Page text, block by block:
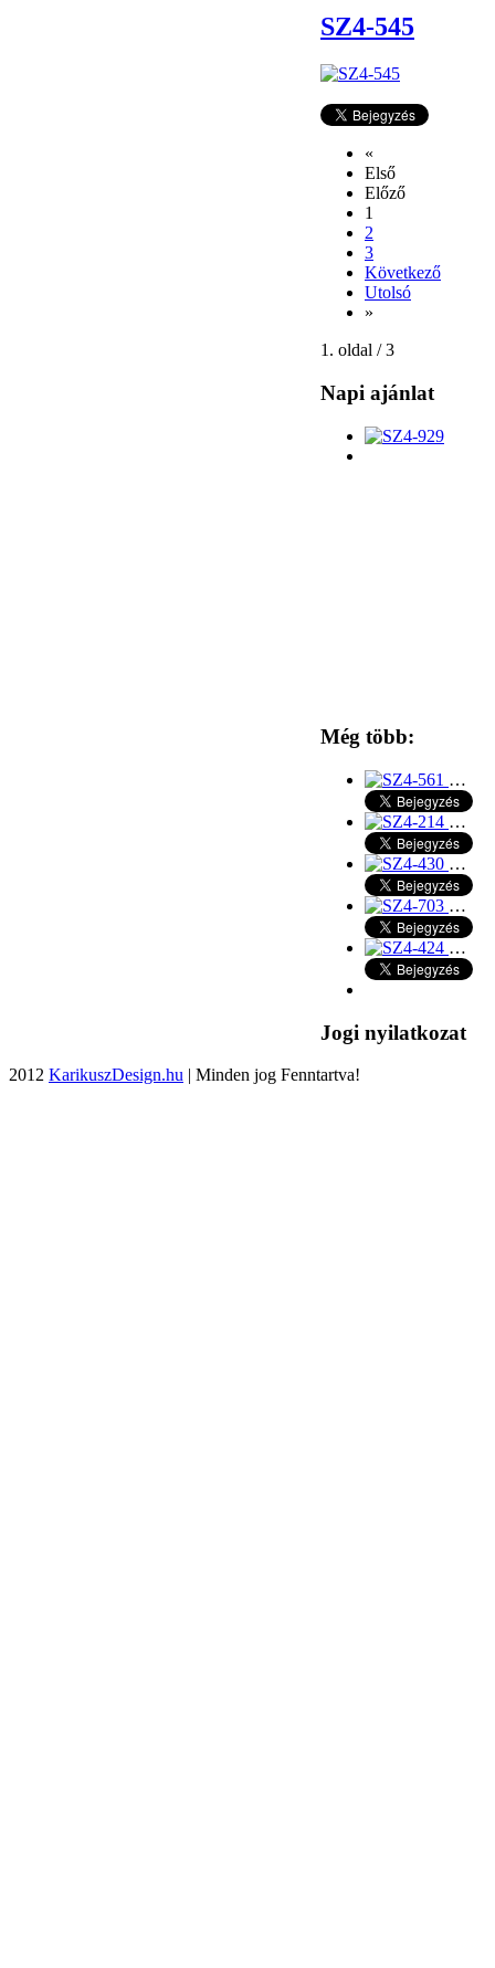
SZ4-545
«
Első
Előző
1
2
3
Következő
Utolsó
»
1. oldal / 3
Napi ajánlat
Még több:
…
…
…
…
…
Jogi nyilatkozat
2012 KarikuszDesign.hu | Minden jog Fenntartva!